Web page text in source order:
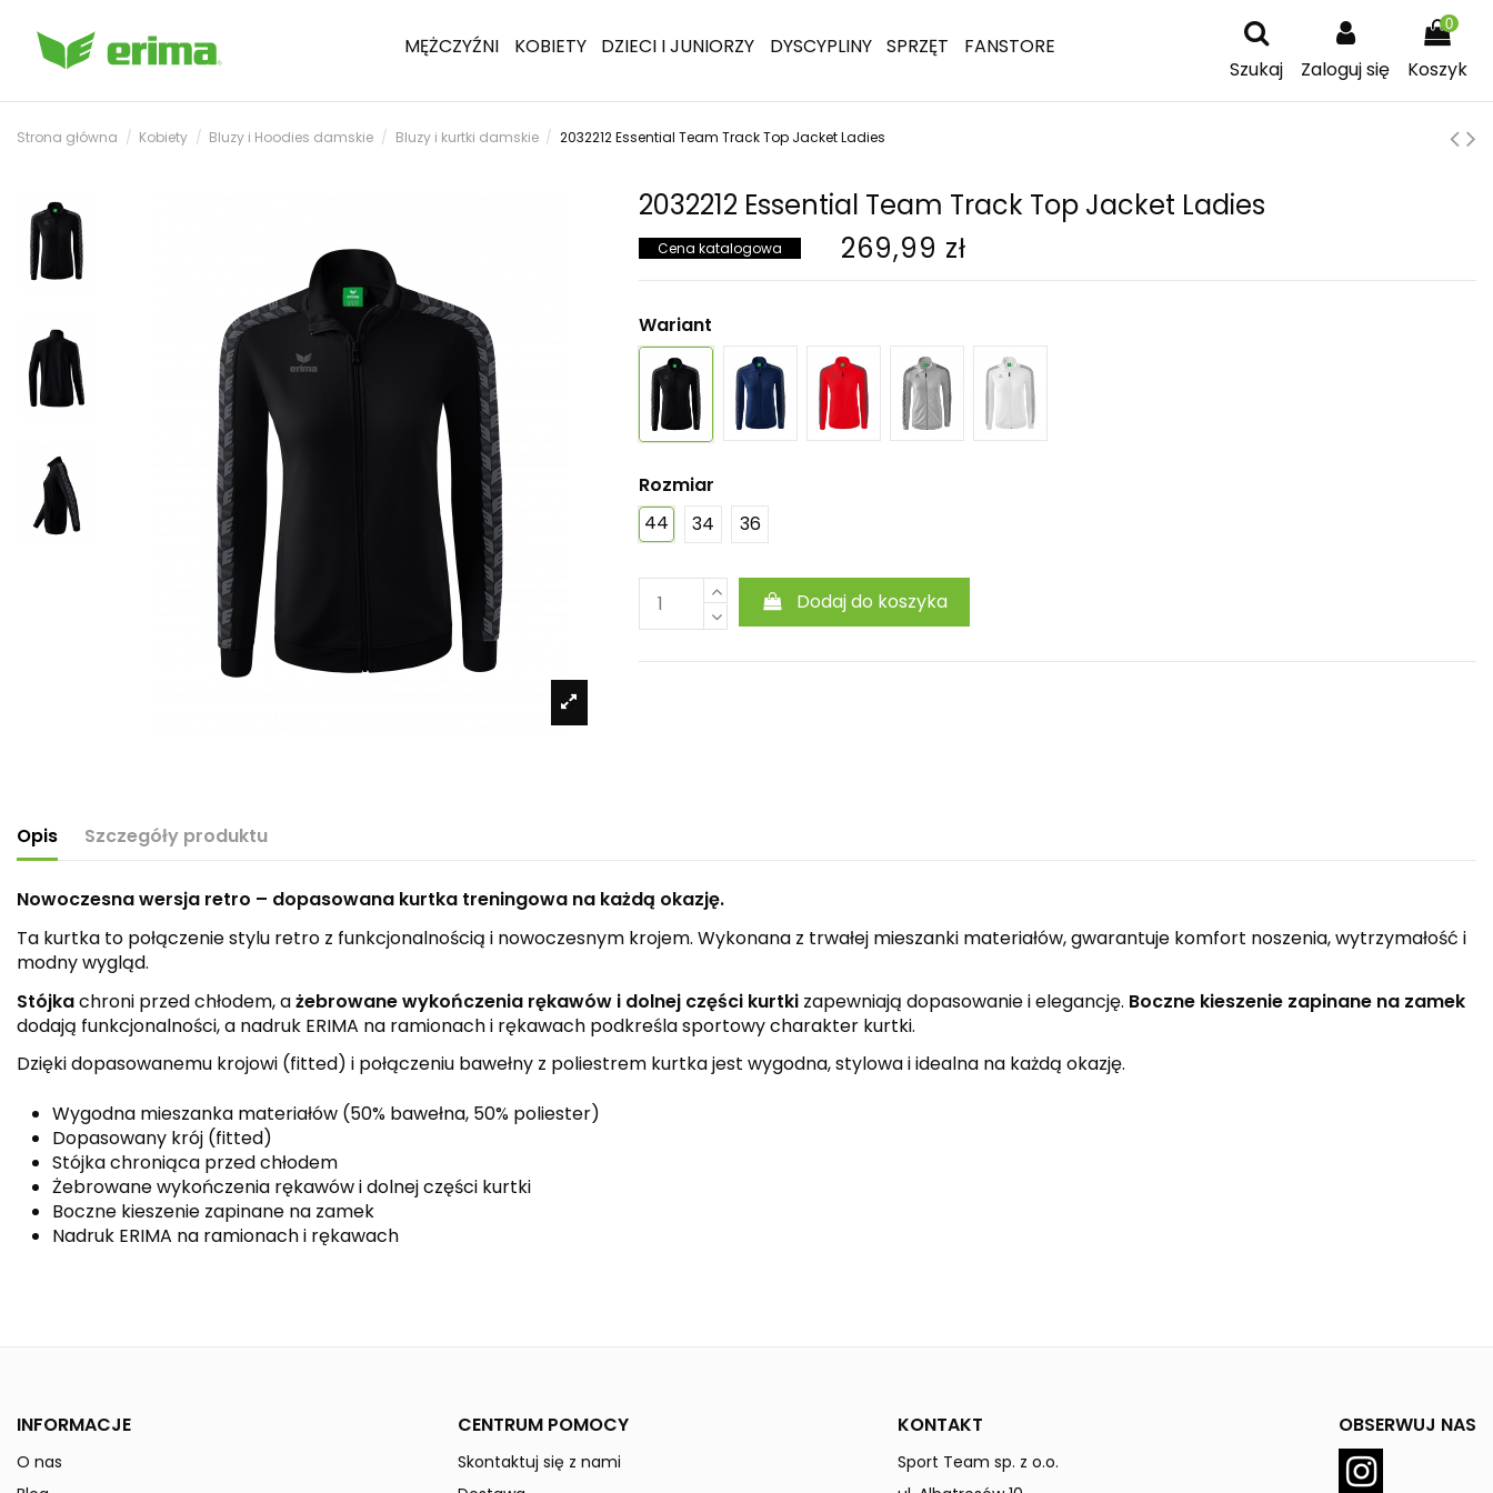
MĘŻCZYŹNI KOBIETY DZIECI I JUNIORZY DYSCYPLINY SPRZĘT
FANSTORE
Szukaj
Zaloguj się
0
Koszyk
Strona główna Kobiety Bluzy i Hoodies damskie Bluzy i kurtki damskie 2032212 Essential Team Track Top Jacket Ladies
2032212 Essential Team Track Top Jacket Ladies
Cena katalogowa 269,99 zł
Wariant
Rozmiar
44
34 36
Dodaj do koszyka
Opis Szczegóły produktu
Nowoczesna wersja retro – dopasowana kurtka treningowa na każdą okazję.
Ta kurtka to połączenie stylu retro z funkcjonalnością i nowoczesnym krojem. Wykonana z trwałej mieszanki materiałów, gwarantuje komfort noszenia, wytrzymałość i
modny wygląd.
Stójkachroni przed chłodem, ażebrowane wykończenia rękawów i dolnej części kurtki zapewniają dopasowanie i elegancję. Boczne kieszenie zapinane na zamek
dodają funkcjonalności, a nadruk ERIMA na ramionach i rękawach podkreśla sportowy charakter kurtki.
Dzięki dopasowanemu krojowi (fitted) i połączeniu bawełny z poliestrem kurtka jest wygodna, stylowa i idealna na każdą okazję.
Wygodna mieszanka materiałów (50% bawełna, 50% poliester)
Dopasowany krój (fitted)
Stójka chroniąca przed chłodem
Żebrowane wykończenia rękawów i dolnej części kurtki
Boczne kieszenie zapinane na zamek
Nadruk ERIMA na ramionach i rękawach
Indeks
INFORMACJE
O nas
CENTRUM POMOCY
Skontaktuj się z nami
KONTAKT
Sport Team sp. z o.o.
OBSERWUJ NAS